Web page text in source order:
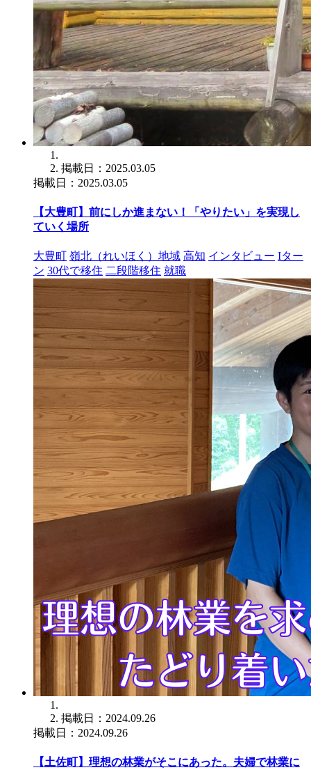
掲載日：2025.03.05
掲載日：2025.03.05
【大豊町】前にしか進まない！「やりたい」を実現し
ていく場所
大豊町 嶺北（れいほく）地域 高知 インタビュー Iター
ン 30代で移住 二段階移住 就職
掲載日：2024.09.26
掲載日：2024.09.26
【土佐町】理想の林業がそこにあった。夫婦で林業に